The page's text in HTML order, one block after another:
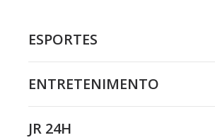
ESPORTES
ENTRETENIMENTO
JR 24H